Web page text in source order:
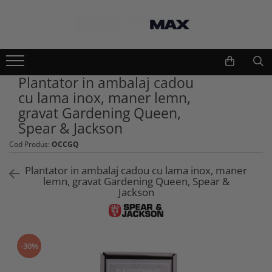
Imbracaminte lucru
Geci
Camasi
Bluze si hanorace
Tricouri
Caciuli si gulere
Pantaloni si salopete
Pelerine
Incaltaminte protectie
Unelte gradinarit
Atomizoare si stropitori
Cultivatoare
Seturi unelte gradinarit
Plantatoare
Foarfeci gradinarit
Macete si seceri
Pistoale de udat si aspersoare
Unelte constructii
Gletiere
Plantator in ambalaj cadou
cu lama inox, maner lemn,
gravat Gardening Queen,
Spear & Jackson
Cod Produs: OCCGQ
Plantator in ambalaj cadou cu lama inox, maner
lemn, gravat Gardening Queen, Spear &
Jackson
-30%